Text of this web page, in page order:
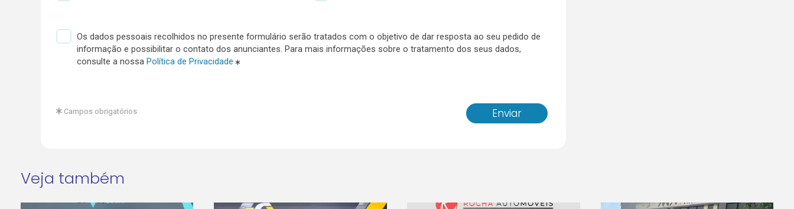
Os dados pessoais recolhidos no presente formulário serão tratados com o objetivo de dar resposta ao seu pedido de
informação e possibilitar o contato dos anunciantes. Para mais informações sobre o tratamento dos seus dados,
consulte a nossa Política de Privacidade
Enviar
Campos obrigatórios
Veja também